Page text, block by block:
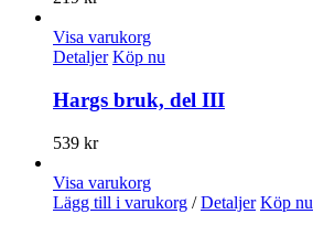
Visa varukorg
Detaljer Köp nu
Hargs bruk, del III
539 kr
Visa varukorg
Lägg till i varukorg / Detaljer Köp nu